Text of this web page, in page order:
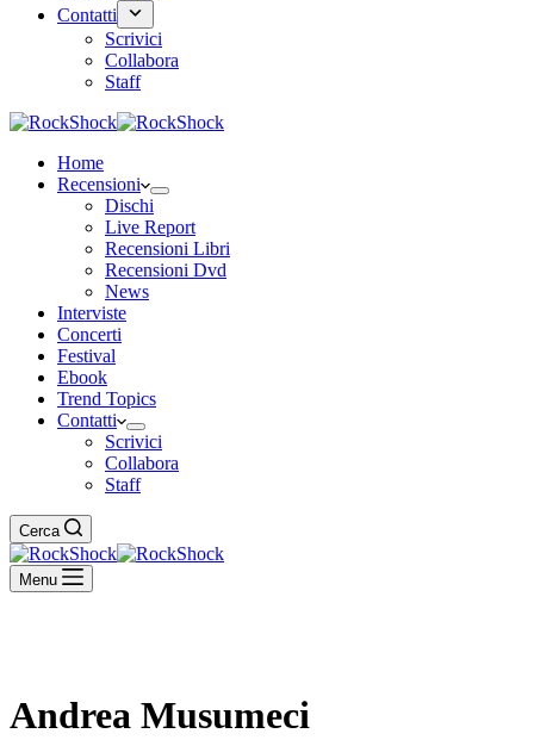
Contatti
Scrivici
Collabora
Staff
Home
Recensioni
Dischi
Live Report
Recensioni Libri
Recensioni Dvd
News
Interviste
Concerti
Festival
Ebook
Trend Topics
Contatti
Scrivici
Collabora
Staff
Cerca
Menu
Andrea Musumeci